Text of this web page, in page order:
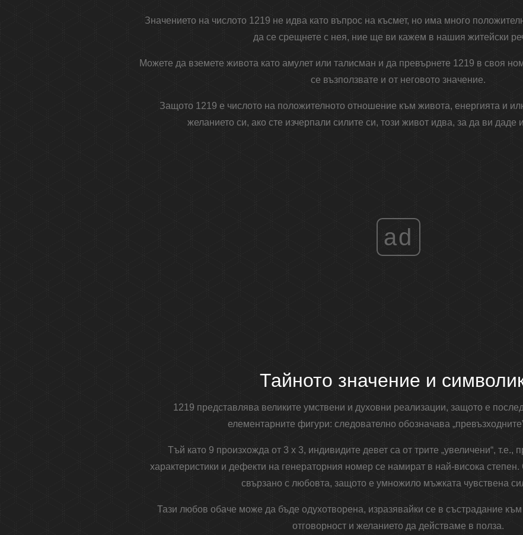
Значението на числото 1219 не идва като въпрос на късмет, но има много
да се срещнете с нея, ние ще ви кажем в нашия житейски
Можете да вземете живота като амулет или талисман и да превърнете 1219 в своя
се възползвате и от неговото значение.
Защото 1219 е числото на положителното отношение към живота, енергията и
желанието си, ако сте изчерпали силите си, този живот идва, за да ви даде
ad
Тайното значение и
1219 представлява великите умствени и духовни реализации, защото е
елементарните фигури: следователно обозначава
Тъй като 9 произхожда от 3 x 3, индивидите девет са от трите „увеличени“, т.е.,
характеристики и дефекти на генераторния номер се намират в най-висока
свързано с любовта, защото е умножило мъжката чувствена
Тази любов обаче може да бъде одухотворена, изразявайки се в състрадание към
отговорност и желанието да действаме в полза.